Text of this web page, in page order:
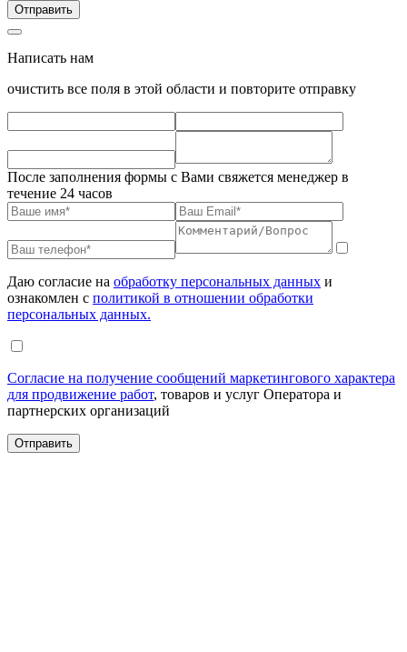
Написать нам
очистить все поля в этой области и повторите отправку
После заполнения формы с Вами свяжется менеджер в
течение 24 часов
Даю согласие на обработку персональных данных и
ознакомлен с политикой в отношении обработки
персональных данных.
Согласие на получение сообщений маркетингового характера
для продвижение работ, товаров и услуг Оператора и
партнерских организаций